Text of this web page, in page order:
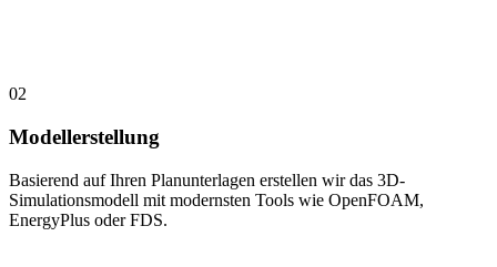
02
Modellerstellung
Basierend auf Ihren Planunterlagen erstellen wir das 3D-
Simulationsmodell mit modernsten Tools wie OpenFOAM,
EnergyPlus oder FDS.